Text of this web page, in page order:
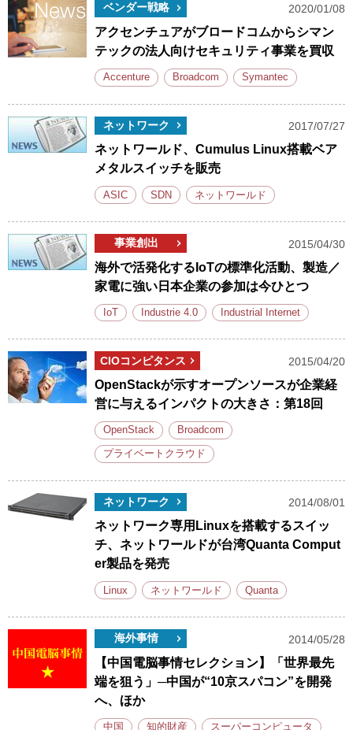
ベンダー戦略 2020/01/08
アクセンチュアがブロードコムからシマン
テックの法人向けセキュリティ事業を買収
Accenture Broadcom Symantec
ネットワーク 2017/07/27
ネットワールド、Cumulus Linux搭載ベア
メタルスイッチを販売
ASIC SDN ネットワールド
事業創出 2015/04/30
海外で活発化するIoTの標準化活動、製造／
家電に強い日本企業の参加は今ひとつ
IoT Industrie 4.0 Industrial Internet
CIOコンピタンス 2015/04/20
OpenStackが示すオープンソースが企業経
営に与えるインパクトの大きさ：第18回
OpenStack Broadcom
プライベートクラウド
ネットワーク 2014/08/01
ネットワーク専用Linuxを搭載するスイッ
チ、ネットワールドが台湾Quanta Comput
er製品を発売
Linux ネットワールド Quanta
海外事情 2014/05/28
【中国電脳事情セレクション】「世界最先
端を狙う」─中国が“10京スパコン”を開発
へ、ほか
中国 知的財産 スーパーコンピュータ